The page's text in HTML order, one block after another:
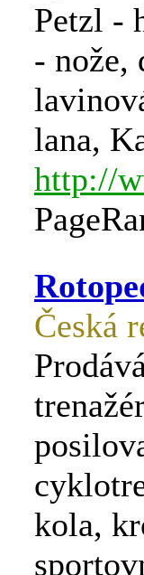
Petzl -
- nože,
lana,
http://
Česká
kola,